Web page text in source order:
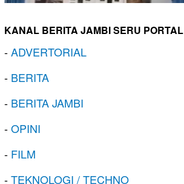
KANAL BERITA JAMBI SERU PORTAL
-ADVERTORIAL
- BERITA
- BERITA JAMBI
-OPINI
- FILM
-TEKNOLOGI / TECHNO